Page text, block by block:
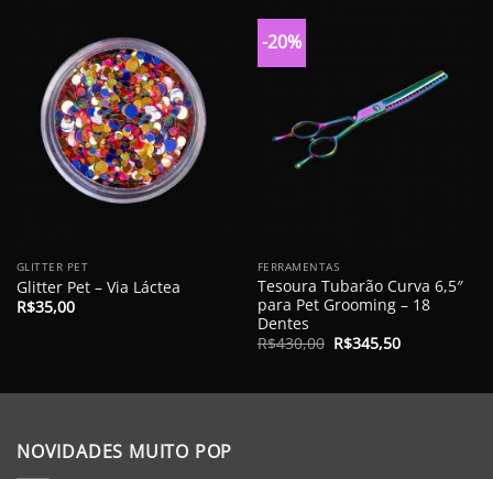
GLITTER PET
Glitter Pet – Via Láctea
R$35,00
-20%
FERRAMENTAS
Tesoura Tubarão Curva 6,5″
para Pet Grooming – 18
Dentes
R$430,00 O
R$430,00.
R$345,50O
R$345,50.
NOVIDADES MUITO POP